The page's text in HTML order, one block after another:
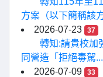
方案（以下簡稱該
2026-07-23
37
轉知:請貴校加
同營造「拒絕毒駕...
2026-07-09
33